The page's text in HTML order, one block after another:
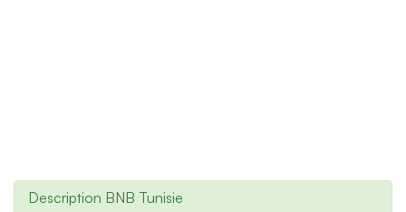
Description BNB Tunisie